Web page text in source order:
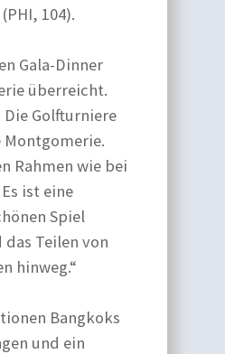
104).
Gala-Dinner
überreicht.
Die Golfturniere
Montgomerie.
Rahmen wie bei
ist eine
Spiel
Teilen von
hinweg.“
Bangkoks
und ein